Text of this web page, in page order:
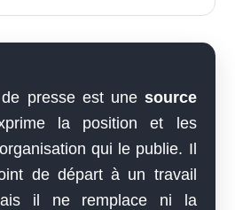
presse est une source
la position et les
qui le publie. Il
de départ à un travail
il ne remplace ni la